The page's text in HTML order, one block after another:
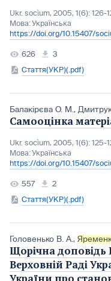
Ukr. socìum, 2005, 1(6): 126-
Мова:Українська
https://doi.org/10.15407/
626
3
Стаття(УКР)(.pdf)
Балакірєва О. М. ,
Самооцінка
Ukr. socìum, 2005, 1(6): 125-
Мова:Українська
https://doi.org/10.15407/
557
2
Стаття(УКР)(.pdf)
Головенько В. А. ,
Щорічна доповідь
Верховній Раді